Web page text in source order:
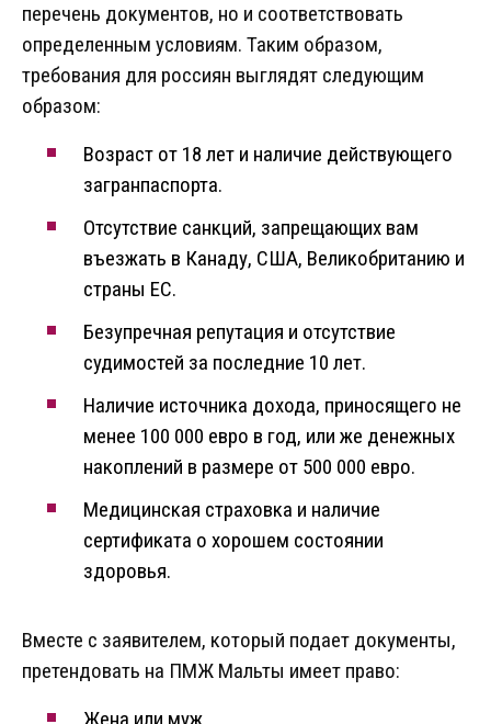
перечень документов, но и соответствовать
определенным условиям. Таким образом,
требования для россиян выглядят следующим
образом:
Возраст от 18 лет и наличие действующего
загранпаспорта.
Отсутствие санкций, запрещающих вам
въезжать в Канаду, США, Великобританию и
страны ЕС.
Безупречная репутация и отсутствие
судимостей за последние 10 лет.
Наличие источника дохода, приносящего не
менее 100 000 евро в год, или же денежных
накоплений в размере от 500 000 евро.
Медицинская страховка и наличие
сертификата о хорошем состоянии
здоровья.
Вместе с заявителем, который подает документы,
претендовать на ПМЖ Мальты имеет право: